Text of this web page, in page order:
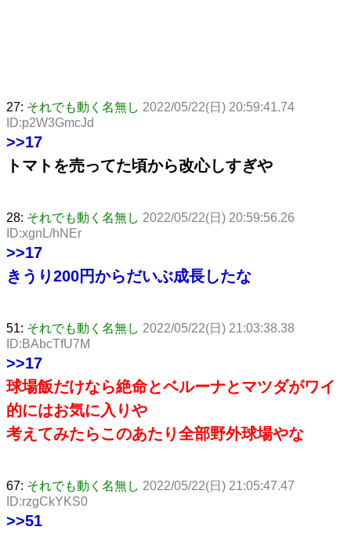
27: それでも動く名無し 2022/05/22(日) 20:59:41.74
ID:p2W3GmcJd
>>17
トマトを売ってた頃から改心しすぎや
28: それでも動く名無し 2022/05/22(日) 20:59:56.26
ID:xgnL/hNEr
>>17
きうり200円からだいぶ成長したな
51: それでも動く名無し 2022/05/22(日) 21:03:38.38
ID:BAbcTfU7M
>>17
球場飯だけなら絶命とベルーナとマツダがワイ
的にはお気に入りや
考えてみたらこのあたり全部野外球場やな
67: それでも動く名無し 2022/05/22(日) 21:05:47.47
ID:rzgCkYKS0
>>51